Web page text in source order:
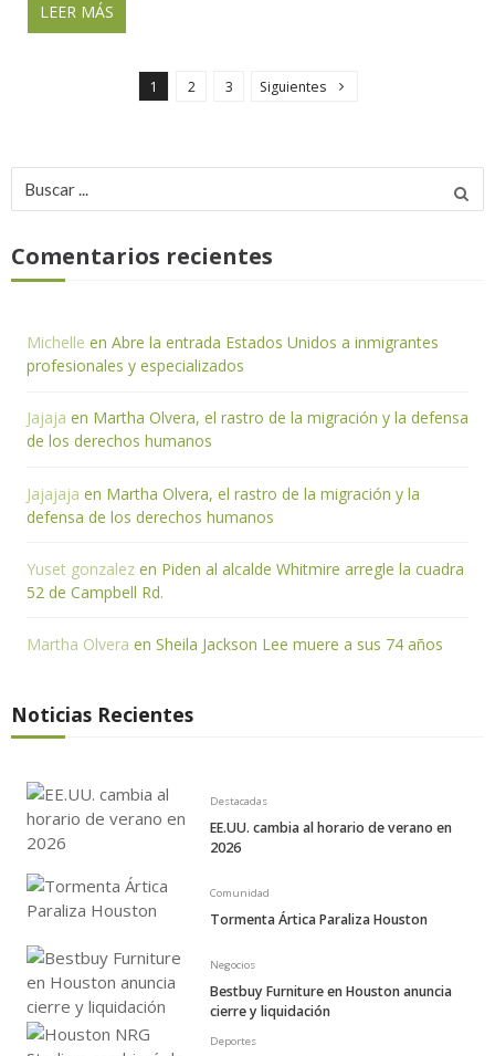
LEER MÁS
n
a
i
ó
d
e
e
n
t
r
d
a
s
1 2 3 Siguientes
Buscar
por:
Comentarios recientes
Michelle en Abre la entrada Estados Unidos a inmigrantes
profesionales y especializados
Jajaja en Martha Olvera, el rastro de la migración y la defensa
de los derechos humanos
Jajajaja en Martha Olvera, el rastro de la migración y la
defensa de los derechos humanos
Yuset gonzalez en Piden al alcalde Whitmire arregle la cuadra
52 de Campbell Rd.
Martha Olvera en Sheila Jackson Lee muere a sus 74 años
Noticias Recientes
Destacadas
EE.UU. cambia al horario de verano en
2026
Comunidad
Tormenta Ártica Paraliza Houston
Negocios
Bestbuy Furniture en Houston anuncia
cierre y liquidación
Deportes